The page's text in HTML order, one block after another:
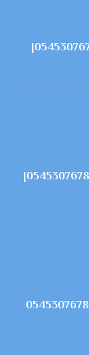
شركة تنظيف فلل في العين |0545307678|
شركة مكافحة الحمام في العين |0545307678|